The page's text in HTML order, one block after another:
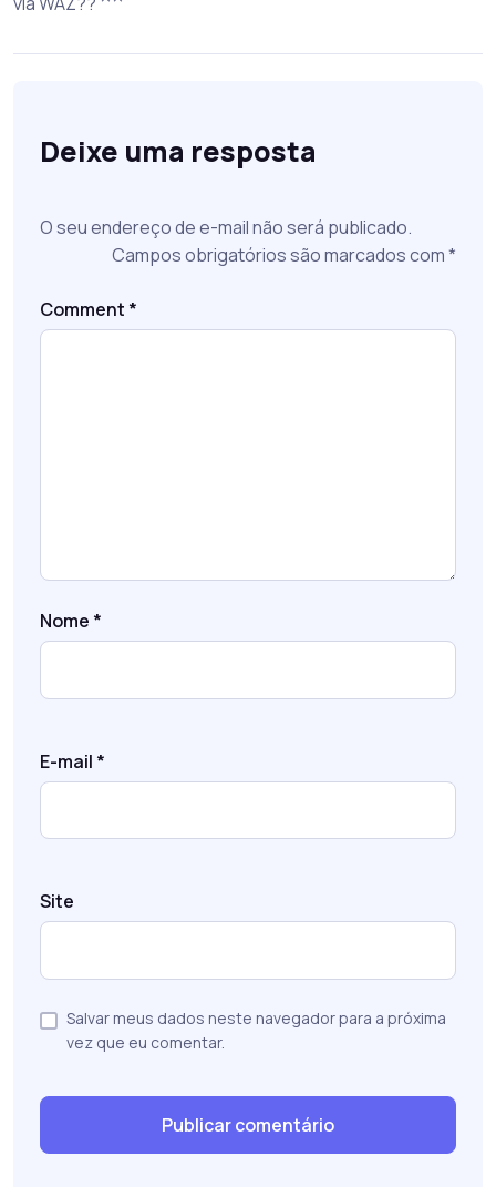
Deixe uma resposta
O seu endereço de e-mail não será publicado.
Campos obrigatórios são marcados com*
Comment *
Nome *
E-mail *
Site
Salvar meus dados neste navegador para a próxima
vez que eu comentar.